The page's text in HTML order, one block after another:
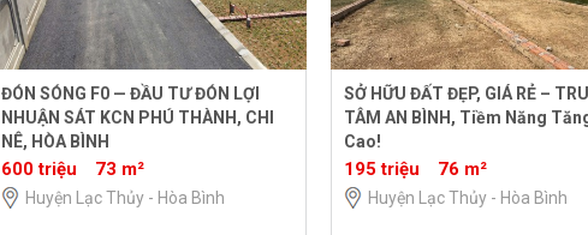
ĐÓN SÓNG F0 — ĐẦU TƯ ĐÓN LỢI
NHUẬN SÁT KCN PHÚ THÀNH, CHI
NÊ, HÒA BÌNH
600 triệu 73 m²
Huyện Lạc Thủy - Hòa Bình
SỞ HỮU ĐẤT ĐẸP, GIÁ RẺ –
TÂM AN BÌNH, Tiềm Năng
Cao!
195 triệu 76 m²
Huyện Lạc Thủy - Hòa Bình